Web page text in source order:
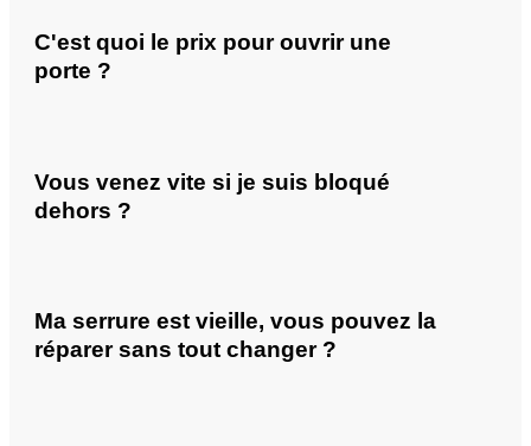
C'est quoi le prix pour ouvrir une
porte ?
Vous venez vite si je suis bloqué
dehors ?
Ma serrure est vieille, vous pouvez la
réparer sans tout changer ?